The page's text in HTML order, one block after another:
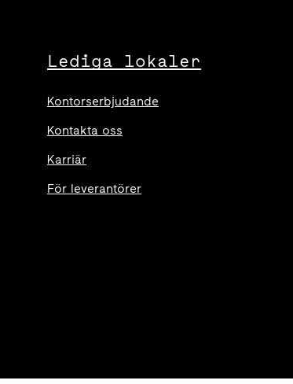
Lediga lokaler
Kontorserbjudande
Kontakta oss
Karriär
För leverantörer